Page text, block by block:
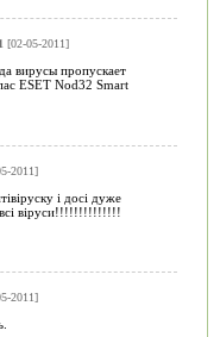
[02-05-2011]
вирусы пропускает
ESET Nod32 Smart
2011]
і досі дуже
всі віруси!!!!!!!!!!!!!!
2011]